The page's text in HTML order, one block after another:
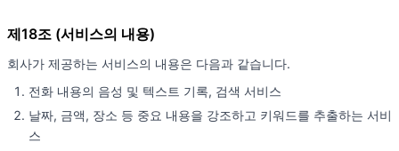
제18조 (서비스의 내용)
회사가 제공하는 서비스의 내용은 다음과 같습니다.
전화 내용의 음성 및 텍스트 기록, 검색 서비스
날짜, 금액, 장소 등 중요 내용을 강조하고 키워드를 추출하는 서비
스